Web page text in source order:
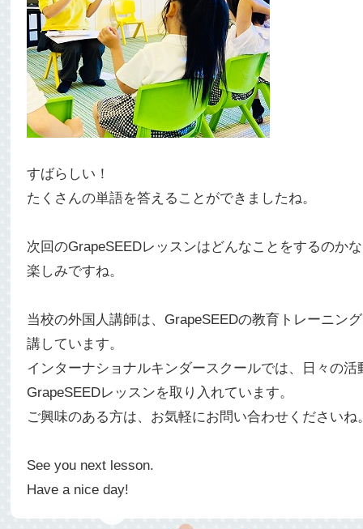
すばらしい！
たくさんの単語を答えることができましたね。
次回のGrapeSEEDレッスンはどんなことをするのか
楽しみですね。
当校の外国人講師は、GrapeSEEDの教育トレーニン
講しています。
インターナショナルキンダースクールでは、日々の活
GrapeSEEDレッスンを取り入れています。
ご興味のある方は、お気軽にお問い合わせくださいね
See you next lesson.
Have a nice day!